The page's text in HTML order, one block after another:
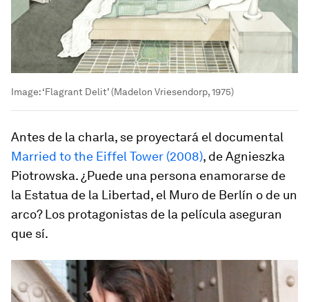
Image:‘Flagrant Delit’ (Madelon Vriesendorp, 1975)
Antes de la charla, se proyectará el documental
Married to the Eiffel Tower (2008), de Agnieszka
Piotrowska. ¿Puede una persona enamorarse de
la Estatua de la Libertad, el Muro de Berlín o de un
arco? Los protagonistas de la película aseguran
que sí.